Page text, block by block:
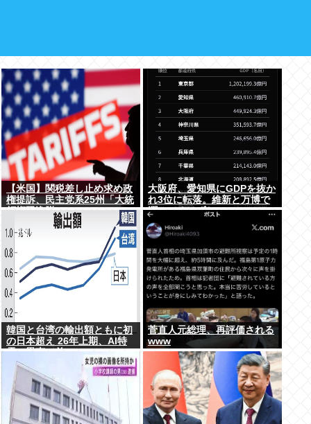
【米国】関税差し止め求め政
権提訴、民主党系25州「大統
領権限逸脱」
大阪府、愛知県にGDPを抜か
れ3位に転落。維新と万博で
潤ってるはずじゃ…
韓国と台湾の輸出額ともに初
の日本超え 26年上期、AI特
需の恩恵で差
菅直人元総理、再評価される
www